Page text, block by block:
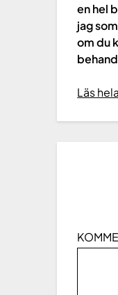
en hel
jag
om du
Läs